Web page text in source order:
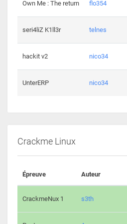
Own Me : The return flo354
seri4liZ K1ll3r telnes
hackit v2 nico34
UnterERP nico34
Crackme Linux
Épreuve Auteur
CrackmeNux 1 s3th